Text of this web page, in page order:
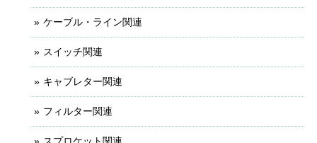
ケーブル・ライン関連
スイッチ関連
キャブレター関連
フィルター関連